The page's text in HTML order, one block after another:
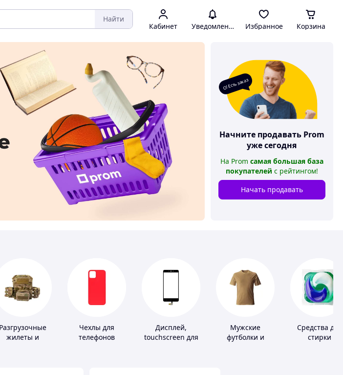
Найти
Кабинет Уведомления Избранное Корзина
О! Есть заказ
Начните продавать Prom
уже сегодня
На Prom самая большая база
покупателей с рейтингом!
Начать продавать
Разгрузочные
жилеты и
Чехлы для
телефонов
Дисплей,
touchscreen для
Мужские
футболки и
Средства для
стирки